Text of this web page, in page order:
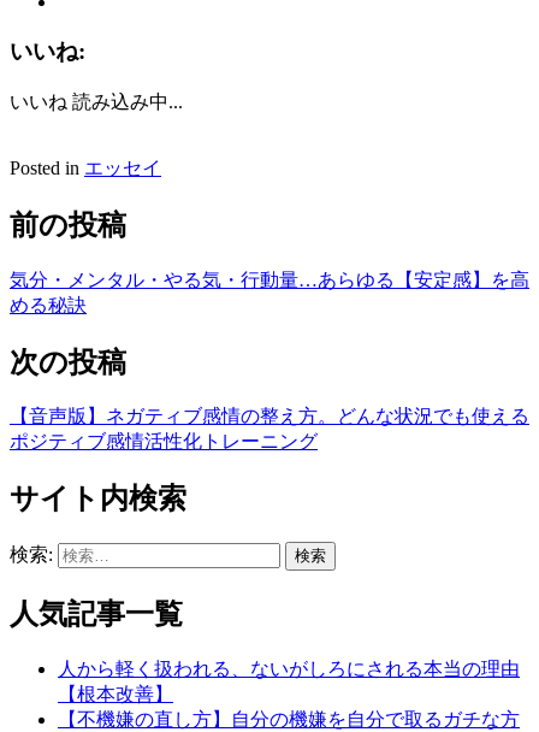
いいね:
いいね 読み込み中...
Posted in エッセイ
前の投稿
気分・メンタル・やる気・行動量…あらゆる【安定感】を高
める秘訣
次の投稿
【音声版】ネガティブ感情の整え方。どんな状況でも使える
ポジティブ感情活性化トレーニング
サイト内検索
検索:
人気記事一覧
人から軽く扱われる、ないがしろにされる本当の理由
【根本改善】
【不機嫌の直し方】自分の機嫌を自分で取るガチな方